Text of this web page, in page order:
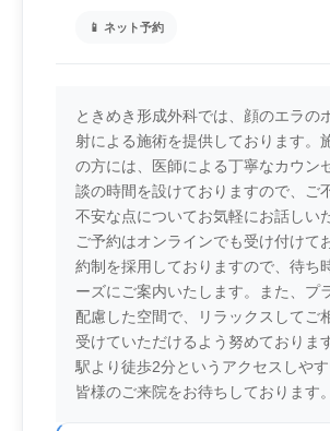
📱 ネット予約
ときめき形成外科では、顔のエラの
射による施術を提供しております。
の方には、医師による丁寧なカウン
談の時間を設けておりますので、ご
不安な点についてお気軽にお話しい
ご予約はオンラインでも受け付けて
約制を採用しておりますので、待ち
ーズにご案内いたします。また、プ
配慮した空間で、リラックスしてご
受けていただけるよう努めておりま
駅より徒歩2分というアクセスしやす
皆様のご来院をお待ちしております。